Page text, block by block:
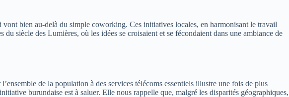
bien au-delà du simple coworking. Ces initiatives locales, en harmonisant le travail
siècle des Lumières, où les idées se croisaient et se fécondaient dans une ambiance de
de la population à des services télécoms essentiels illustre une fois de plus
burundaise est à saluer. Elle nous rappelle que, malgré les disparités géographiques,